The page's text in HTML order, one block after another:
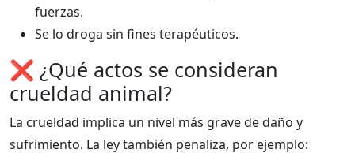
fuerzas.
Se lo droga sin fines terapéuticos.
❌ ¿Qué actos se consideran
crueldad animal?
La crueldad implica un nivel más grave de daño y
sufrimiento. La ley también penaliza, por ejemplo: